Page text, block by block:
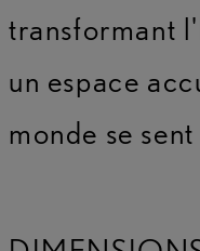
transformant
un espace
monde se